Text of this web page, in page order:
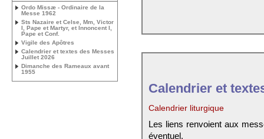
Calendrier et
Calendrier liturgique
Les liens renvoient aux
éventuel.
Ordo Missæ - Ordinaire de la
Messe 1962
Sts Nazaire et Celse, Mm, Victor
I, Pape et Martyr, et Innoncent I,
Pape et Conf.
Vigile des Apôtres
Calendrier et textes des Messes
Juillet 2026
Dimanche des Rameaux avant
1955